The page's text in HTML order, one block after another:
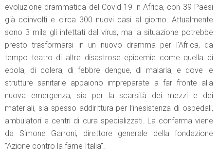
evoluzione drammatica del Covid-19 in Africa, con 39 Paesi
già coinvolti e circa 300 nuovi casi al giorno. Attualmente
sono 3 mila gli infettati dal virus, ma la situazione potrebbe
presto trasformarsi in un nuovo dramma per l’Africa, da
tempo teatro di altre disastrose epidemie come quella di
ebola, di colera, di febbre dengue, di malaria, e dove le
strutture sanitarie appaiono impreparate a far fronte alla
nuova emergenza, sia per la scarsità dei mezzi e dei
materiali, sia spesso addirittura per l’inesistenza di ospedali,
ambulatori e centri di cura specializzati. La conferma viene
da Simone Garroni, direttore generale della fondazione
“Azione contro la fame Italia”.